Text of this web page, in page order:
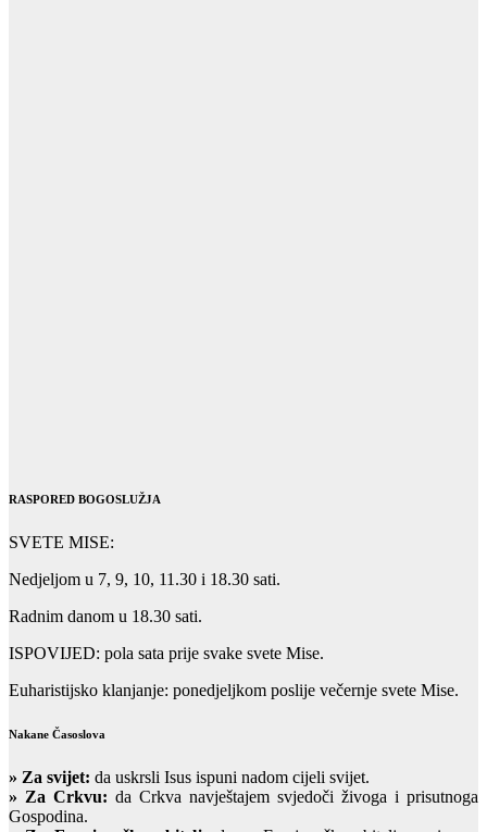
RASPORED BOGOSLUŽJA
SVETE MISE:
Nedjeljom u 7, 9, 10, 11.30 i 18.30 sati.
Radnim danom u 18.30 sati.
ISPOVIJED: pola sata prije svake svete Mise.
Euharistijsko klanjanje: ponedjeljkom poslije večernje svete Mise.
Nakane Časoslova
» Za svijet: da uskrsli Isus ispuni nadom cijeli svijet.
» Za Crkvu: da Crkva navještajem svjedoči živoga i prisutnoga
Gospodina.